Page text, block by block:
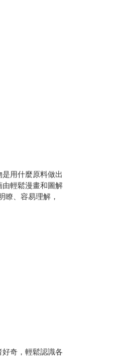
用什麼原料做出
輕鬆漫畫和圖解
瞭、容易理解，
奇，輕鬆認識各